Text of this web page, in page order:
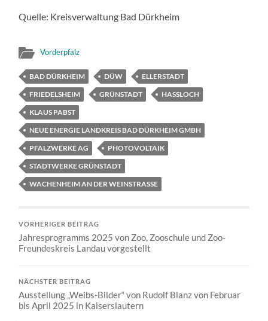
Quelle: Kreisverwaltung Bad Dürkheim
Vorderpfalz
BAD DÜRKHEIM DÜW
ELLERSTADT
FRIEDELSHEIM
GRÜNSTADT
HASSLOCH
KLAUS PABST
NEUE ENERGIE LANDKREIS BAD DÜRKHEIM GMBH
PFALZWERKE AG
PHOTOVOLTAIK
STADTWERKE GRÜNSTADT
WACHENHEIM AN DER WEINSTRASSE
VORHERIGER BEITRAG
Jahresprogramms 2025 von Zoo, Zooschule und Zoo-
Freundeskreis Landau vorgestellt
NÄCHSTER BEITRAG
Ausstellung „Weibs-Bilder“ von Rudolf Blanz von Februar
bis April 2025 in Kaiserslautern